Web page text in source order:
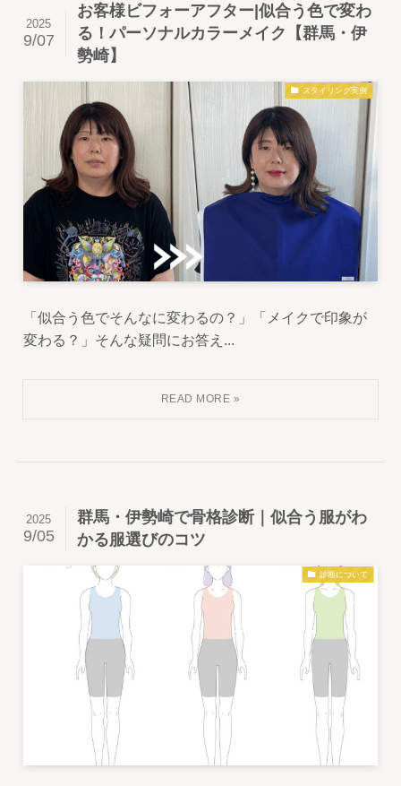
お客様ビフォーアフター|似合う色で変わ
る！パーソナルカラーメイク【群馬・伊
勢崎】
2025
9/07
スタイリング実例
「似合う色でそんなに変わるの？」「メイクで印象が
変わる？」そんな疑問にお答え...
群馬・伊勢崎で骨格診断｜似合う服がわ
かる服選びのコツ
2025
9/05
診断について